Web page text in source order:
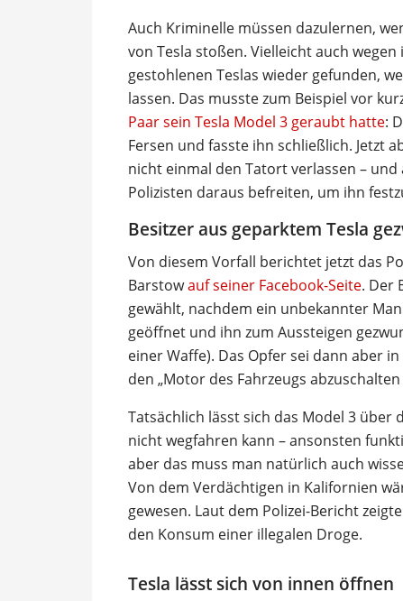
Auch Kriminelle müssen dazulernen,
von Tesla stoßen. Vielleicht auch
gestohlenen Teslas wieder gefunden,
lassen. Das musste zum Beispiel vor
Paar sein Tesla Model 3 geraubt hatte:
Fersen und fasste ihn schließlich. Jetzt
nicht einmal den Tatort verlassen –
Polizisten daraus befreiten, um ihn
Besitzer aus geparktem Tesla
Von diesem Vorfall berichtet jetzt das
Barstowauf seiner Facebook-Seite. Der
gewählt, nachdem ein unbekannter
geöffnet und ihn zum Aussteigen
einer Waffe). Das Opfer sei dann aber
den „Motor des Fahrzeugs
Tatsächlich lässt sich das Model 3 über
nicht wegfahren kann – ansonsten
aber das muss man natürlich auch
Von dem Verdächtigen in Kalifornien
gewesen. Laut dem Polizei-Bericht
den Konsum einer illegalen Droge.
Tesla lässt sich von innen öffnen